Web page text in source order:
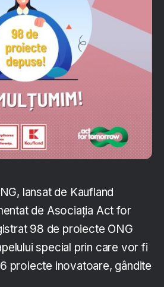
lansat de Kaufland
de Asociația Act for
98 de proiecte ONG
special prin care vor fi
proiecte inovatoare, gândite